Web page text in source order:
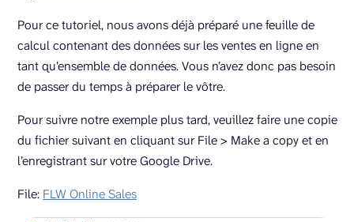
Pour ce tutoriel, nous avons déjà préparé une feuille de
calcul contenant des données sur les ventes en ligne en
tant qu’ensemble de données. Vous n’avez donc pas besoin
de passer du temps à préparer le vôtre.
Pour suivre notre exemple plus tard, veuillez faire une copie
du fichier suivant en cliquant sur File > Make a copy et en
l’enregistrant sur votre Google Drive.
File: FLW Online Sales